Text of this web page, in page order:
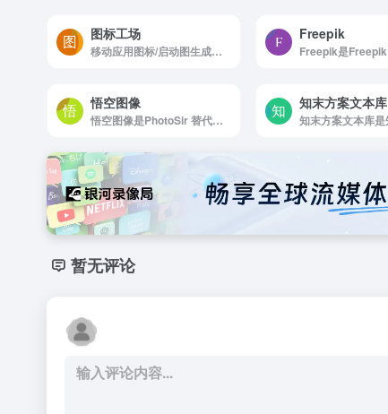
图标工场
移动应用图标/启动图生成工具，一键生成所有尺寸的应用图标/启动图
Freepik
悟空图像
悟空图像是PhotoSir 替代Adobe PhotoShop 的专业图像处理软件
知末方案文本库
暂无评论